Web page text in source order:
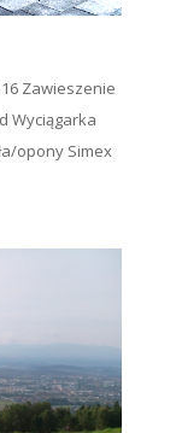
Zawieszenie
Wyciągarka
opony Simex